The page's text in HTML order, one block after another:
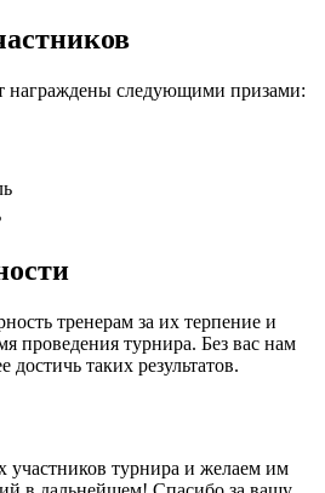
награждены следующими призами:
тренерам за их терпение и
проведения турнира. Без вас нам
таких результатов.
участников турнира и желаем им